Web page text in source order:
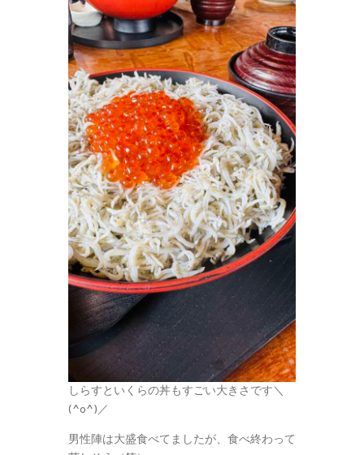
しらすといくらの丼もすごい大きさです＼
(^o^)／
男性陣は大盛食べてましたが、食べ終わって